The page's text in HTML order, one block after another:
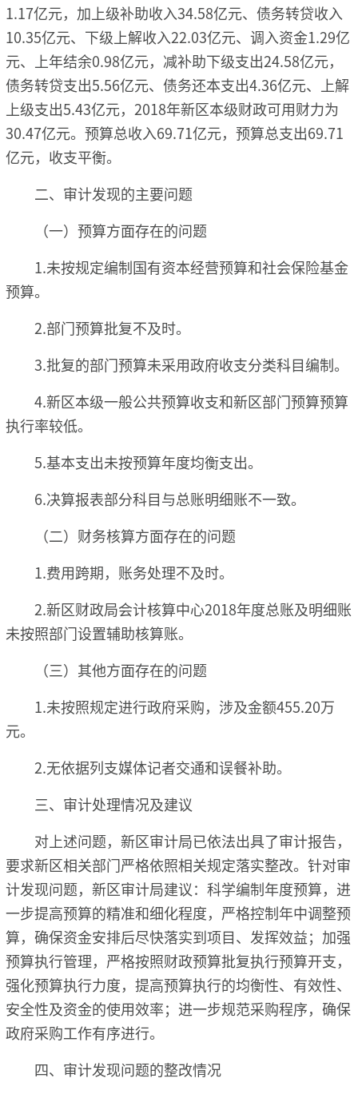
1.17亿元，加上级补助收入34.58亿元、债务转贷收入
10.35亿元、下级上解收入22.03亿元、调入资金1.29亿
元、上年结余0.98亿元，减补助下级支出24.58亿元，
债务转贷支出5.56亿元、债务还本支出4.36亿元、上解
上级支出5.43亿元，2018年新区本级财政可用财力为
30.47亿元。预算总收入69.71亿元，预算总支出69.71
亿元，收支平衡。
二、审计发现的主要问题
（一）预算方面存在的问题
1.未按规定编制国有资本经营预算和社会保险基金
预算。
2.部门预算批复不及时。
3.批复的部门预算未采用政府收支分类科目编制。
4.新区本级一般公共预算收支和新区部门预算预算
执行率较低。
5.基本支出未按预算年度均衡支出。
6.决算报表部分科目与总账明细账不一致。
（二）财务核算方面存在的问题
1.费用跨期，账务处理不及时。
2.新区财政局会计核算中心2018年度总账及明细账
未按照部门设置辅助核算账。
（三）其他方面存在的问题
1.未按照规定进行政府采购，涉及金额455.20万
元。
2.无依据列支媒体记者交通和误餐补助。
三、审计处理情况及建议
对上述问题，新区审计局已依法出具了审计报告，
要求新区相关部门严格依照相关规定落实整改。针对审
计发现问题，新区审计局建议：科学编制年度预算，进
一步提高预算的精准和细化程度，严格控制年中调整预
算，确保资金安排后尽快落实到项目、发挥效益；加强
预算执行管理，严格按照财政预算批复执行预算开支，
强化预算执行力度，提高预算执行的均衡性、有效性、
安全性及资金的使用效率；进一步规范采购程序，确保
政府采购工作有序进行。
四、审计发现问题的整改情况